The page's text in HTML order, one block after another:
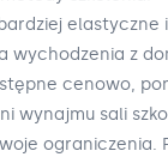
elastyczne
wychodzenia z
cenowo,
wynajmu sali
ograniczenia.